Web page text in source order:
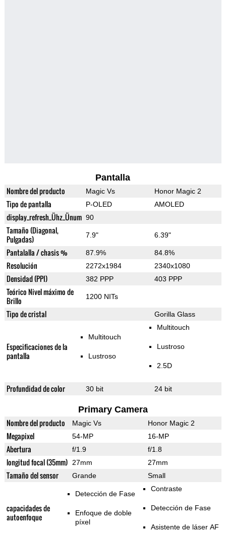
Pantalla
Nombre del producto Magic Vs Honor Magic 2
Tipo de pantalla P-OLED AMOLED
display_refresh_Ühz_Ünum 90
Tamaño (Diagonal,
Pulgadas)
7.9" 6.39"
Pantalalla / chasis % 87.9% 84.8%
Resolución 2272x1984 2340x1080
Densidad (PPI) 382 PPP 403 PPP
Teórico Nivel máximo de
Brillo
1200 NITs
Tipo de cristal Gorilla Glass
Especificaciones de la
pantalla
Multitouch
Lustroso
Multitouch
Lustroso
2.5D
Profundidad de color 30 bit 24 bit
Primary Camera
Nombre del producto Magic Vs Honor Magic 2
Megapixel 54-MP 16-MP
Abertura f/1.9 f/1.8
longitud focal (35mm) 27mm 27mm
Tamaño del sensor Grande Small
capacidades de
autoenfoque
Detección de Fase
Enfoque de doble
píxel
Contraste
Detección de Fase
Asistente de láser AF